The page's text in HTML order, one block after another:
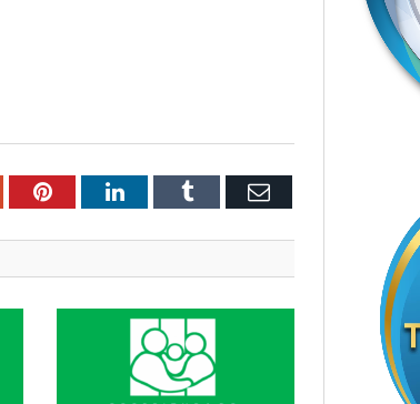
PinterestLinkedInTumblr Email